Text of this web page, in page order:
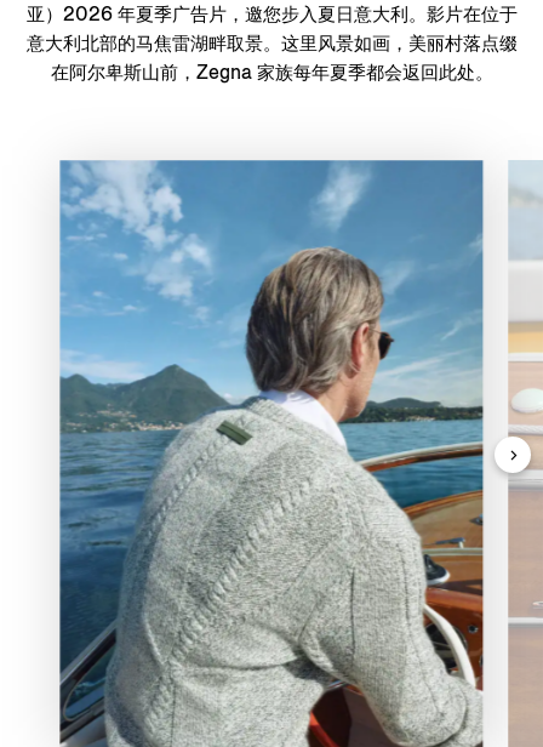
亚）2026 年夏季广告片，邀您步入夏日意大利。影片在位于
意大利北部的马焦雷湖畔取景。这里风景如画，美丽村落点缀
在阿尔卑斯山前，Zegna 家族每年夏季都会返回此处。